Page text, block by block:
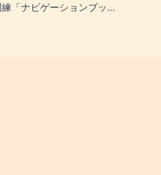
”本日開催”エニキャン西船橋の定番訓練「ナビゲーションブック」！